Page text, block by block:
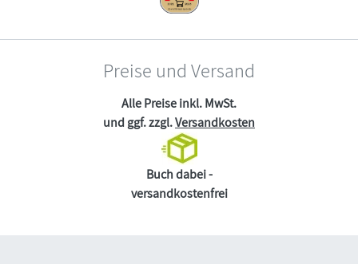
Preise und Versand
Alle Preise inkl. MwSt.
und ggf. zzgl.Versandkosten
Buch dabei -
versandkostenfrei